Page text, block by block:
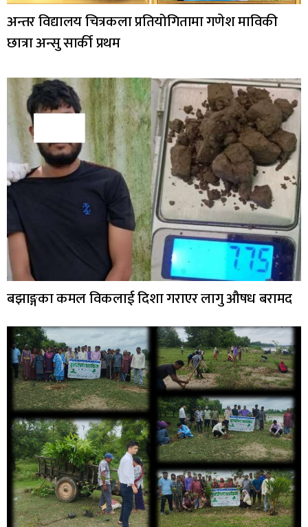
अन्तर विद्यालय चित्रकला प्रतियोगितामा गणेश माविकी
छात्रा अन्सु सार्की प्रथम
बझाङ्गका कमल विकलाई दिशा गराएर लागु औषध बरामद